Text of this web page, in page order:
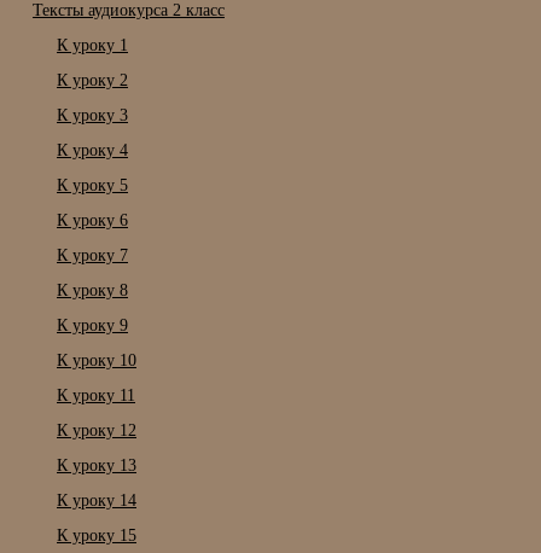
Тексты аудиокурса 2 класс
К уроку 1
К уроку 2
К уроку 3
К уроку 4
К уроку 5
К уроку 6
К уроку 7
К уроку 8
К уроку 9
К уроку 10
К уроку 11
К уроку 12
К уроку 13
К уроку 14
К уроку 15